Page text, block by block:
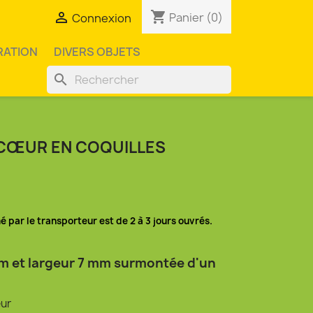
 Connexion shopping_cart Panier (0)
DIVERS OBJETS
search
EN COQUILLES
par le transporteur est de 2 à 3 jours ouvrés.
et largeur 7 mm surmontée d'un